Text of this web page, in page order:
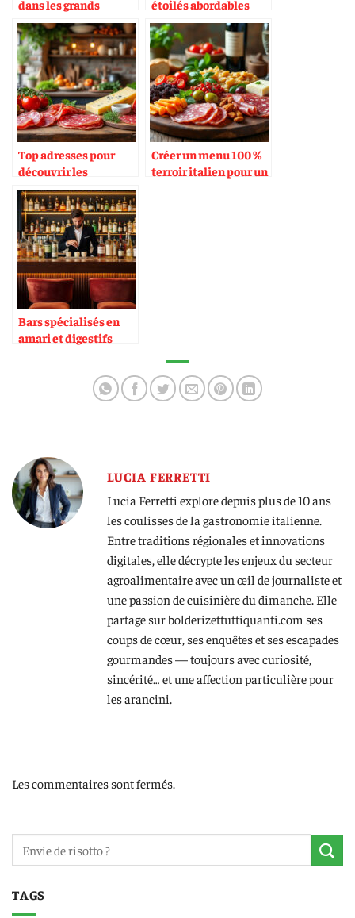
dans les grands
magasins
étoilés abordables
Top adresses pour
découvrir les
charcuteries
italiennes
Créer un menu 100 %
terroir italien pour un
Bars spécialisés en
amari et digestifs
LUCIA FERRETTI
Lucia Ferretti explore depuis plus de 10 ans
les coulisses de la gastronomie italienne.
Entre traditions régionales et innovations
digitales, elle décrypte les enjeux du secteur
agroalimentaire avec un œil de journaliste et
une passion de cuisinière du dimanche. Elle
partage sur bolderizettuttiquanti.com ses
coups de cœur, ses enquêtes et ses escapades
gourmandes — toujours avec curiosité,
sincérité… et une affection particulière pour
les arancini.
Les commentaires sont fermés.
TAGS